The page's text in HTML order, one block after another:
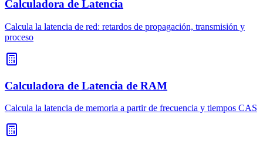
Calculadora de Latencia
Calcula la latencia de red: retardos de propagación, transmisión y
proceso
Calculadora de Latencia de RAM
Calcula la latencia de memoria a partir de frecuencia y tiempos CAS